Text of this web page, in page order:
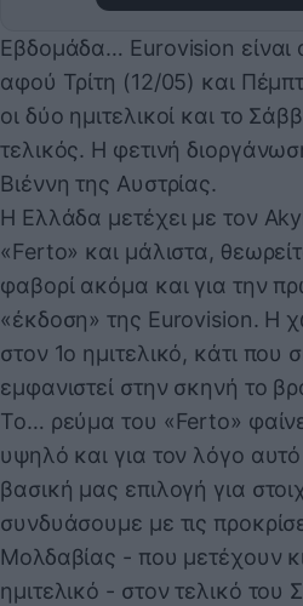
Εβδομάδα… Eurovision είναι
αφού Τρίτη (12/05) και
οι δύο ημιτελικοί και το
τελικός. Η φετινή
Βιέννη της Αυστρίας.
Η Ελλάδα μετέχει με τον
«Ferto» και μάλιστα,
φαβορί ακόμα και για την
«έκδοση» της Eurovision. Η
στον 1ο ημιτελικό, κάτι που
εμφανιστεί στην σκηνή το
Το… ρεύμα του «Ferto»
υψηλό και για τον λόγο
βασική μας επιλογή για
συνδυάσουμε με τις
Μολδαβίας - που μετέχουν
ημιτελικό - στον τελικό